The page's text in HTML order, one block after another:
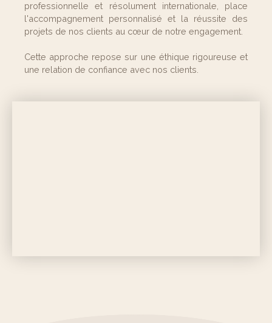
professionnelle et résolument internationale, place
l'accompagnement personnalisé et la réussite des
projets de nos clients au cœur de notre engagement.
Cette approche repose sur une éthique rigoureuse et
une relation de confiance avec nos clients.